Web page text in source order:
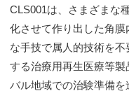
CLS001は、さまざまな
化させて作り出した角
な手技で属人的技術を
する治療用再生医療等
バル地域での治験準備を